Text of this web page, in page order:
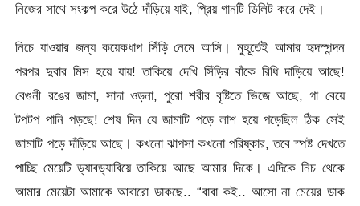
নিজের সাথে সংকল্প করে উঠে দাঁড়িয়ে যাই, প্রিয় গানটি ডিলিট করে দেই।
নিচে যাওয়ার জন্য কয়েকধাপ সিঁড়ি নেমে আসি। মুহূর্তেই আমার হৃদস্পন্দন
পরপর দুবার মিস হয়ে যায়! তাকিয়ে দেখি সিঁড়ির বাঁকে রিধি দাড়িয়ে আছে!
বেগুনী রঙের জামা, সাদা ওড়না, পুরো শরীর বৃষ্টিতে ভিজে আছে, গা বেয়ে
টপটপ পানি পড়ছে! শেষ দিন যে জামাটি পড়ে লাশ হয়ে পড়েছিল ঠিক সেই
জামাটি পড়ে দাঁড়িয়ে আছে। কখনো ঝাপসা কখনো পরিষ্কার, তবে স্পষ্ট দেখতে
পাচ্ছি মেয়েটি ড্যাবড্যাবিয়ে তাকিয়ে আছে আমার দিকে। এদিকে নিচ থেকে
আমার মেয়েটা আমাকে আবারো ডাকছে.. “বাবা কই.. আসো না মেয়ের ডাক